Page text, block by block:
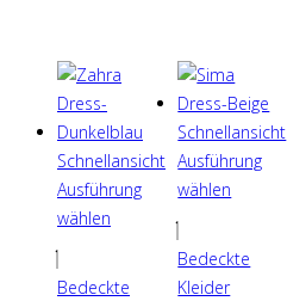
Schnellansicht
Ausführung
wählen
Dieses
Produkt
Bedeckte
Schnellansicht
Ausführung
wählen
Dieses
Produkt
weist
Bedeckte
Kleider